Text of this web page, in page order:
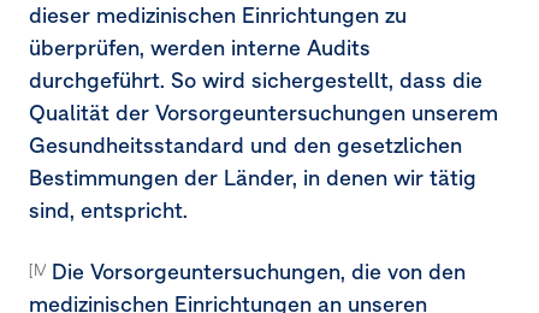
dieser medizinischen Einrichtungen zu
überprüfen, werden interne Audits
durchgeführt. So wird sichergestellt, dass die
Qualität der Vorsorgeuntersuchungen unserem
Gesundheitsstandard und den gesetzlichen
Bestimmungen der Länder, in denen wir tätig
sind, entspricht.
[MDR-A 68b, 68c, 68e]
Die Vorsorgeuntersuchungen, die von den
medizinischen Einrichtungen an unseren